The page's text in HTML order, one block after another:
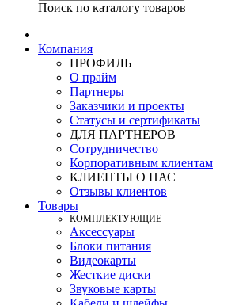
Поиск по каталогу товаров
Компания
ПРОФИЛЬ
О прайм
Партнеры
Заказчики и проекты
Статусы и сертификаты
ДЛЯ ПАРТНЕРОВ
Сотрудничество
Корпоративным клиентам
КЛИЕНТЫ О НАС
Отзывы клиентов
Товары
КOМПЛЕКТУЮЩИЕ
Аксессуары
Блоки питания
Видеокарты
Жесткие диски
Звуковые карты